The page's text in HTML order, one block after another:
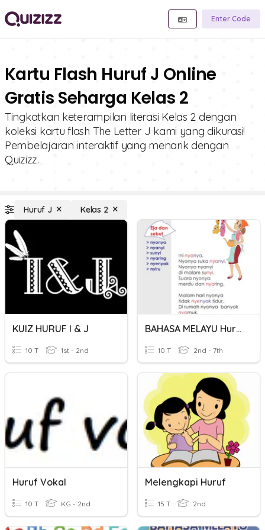
Enter Code
Kartu Flash Huruf J Online
Gratis Seharga Kelas 2
Tingkatkan keterampilan literasi Kelas 2 dengan
koleksi kartu flash The Letter J kami yang dikurasi!
Pembelajaran interaktif yang menarik dengan
Quizizz.
Huruf J Kelas 2
KUIZ HURUF I & J
10 T 1st - 2nd
BAHASA MELAYU Huruf
10 T 2nd - 7th
Huruf Vokal
10 T KG - 2nd
Melengkapi Huruf
15 T 2nd